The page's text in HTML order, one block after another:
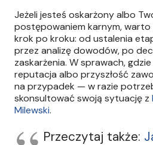
Jeżeli jesteś oskarżony albo
postępowaniem karnym,
krok po kroku: od ustalenia
przez analizę dowodów, po
zaskarżenia. W sprawach,
reputacja albo przyszłość
na przypadek — w razie
skonsultować swoją sytuację z
Milewski.
Przeczytaj także: